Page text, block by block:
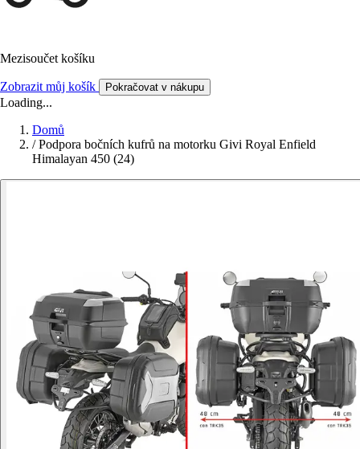
Mezisoučet košíku
Zobrazit můj košík Pokračovat v nákupu
Loading...
Domů
/ Podpora bočních kufrů na motorku Givi Royal Enfield
Himalayan 450 (24)